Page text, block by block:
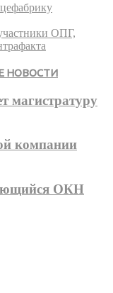
ОПГ,
НОВОСТИ
магистратуру
компании
ОКН